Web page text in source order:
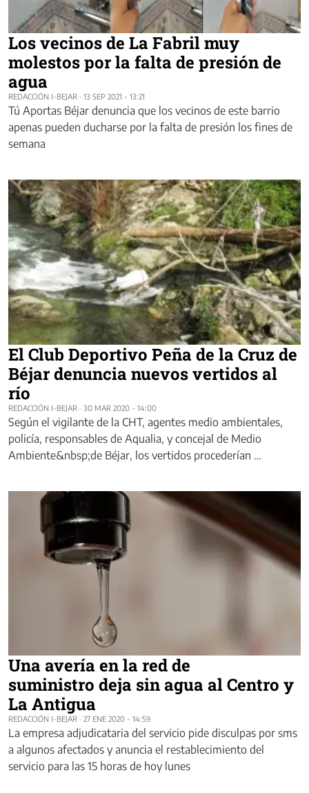
Los vecinos de La Fabril muy
molestos por la falta de presión de
agua
REDACCIÓN I-BEJAR · 13 SEP 2021 - 13:21
Tú Aportas Béjar denuncia que los vecinos de este barrio
apenas pueden ducharse por la falta de presión los fines de
semana
El Club Deportivo Peña de la Cruz de
Béjar denuncia nuevos vertidos al
río
REDACCIÓN I-BEJAR · 30 MAR 2020 - 14:00
Según el vigilante de la CHT, agentes medio ambientales,
policía, responsables de Aqualia, y concejal de Medio
Ambiente&nbsp;de Béjar, los vertidos procederían …
Una avería en la red de
suministro deja sin agua al Centro y
La Antigua
REDACCIÓN I-BEJAR · 27 ENE 2020 - 14:59
La empresa adjudicataria del servicio pide disculpas por sms
a algunos afectados y anuncia el restablecimiento del
servicio para las 15 horas de hoy lunes